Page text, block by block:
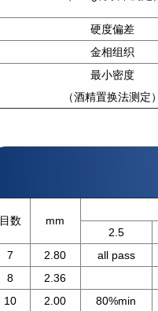
硬度偏差
金相组织
最小密度
（酒精置换法测定）
目数 mm
2.5
7
2.80
all pass
8
2.36
10
2.00 80%min